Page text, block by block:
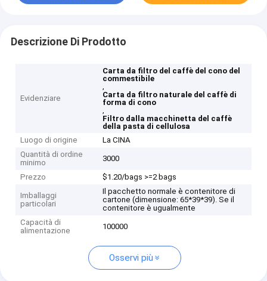
Descrizione Di Prodotto
Evidenziare
Carta da filtro del caffè del cono del
commestibile
,
Carta da filtro naturale del caffè di
forma di cono
,
Filtro dalla macchinetta del caffè
della pasta di cellulosa
Luogo di origine
La CINA
Quantità di ordine
minimo
3000
Prezzo $1.20/bags >=2 bags
Imballaggi
particolari
Il pacchetto normale è contenitore di
cartone (dimensione: 65*39*39). Se il
contenitore è ugualmente
Capacità di
alimentazione
100000
Osservi più